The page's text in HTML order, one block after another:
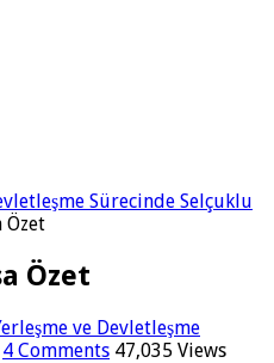
Sürecinde Selçuklu
Özet
Özet
ve Devletleşme
4 Comments 47,035 Views